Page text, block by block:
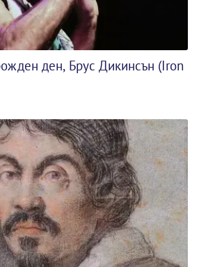
ден, Брус Дикинсън (Iron